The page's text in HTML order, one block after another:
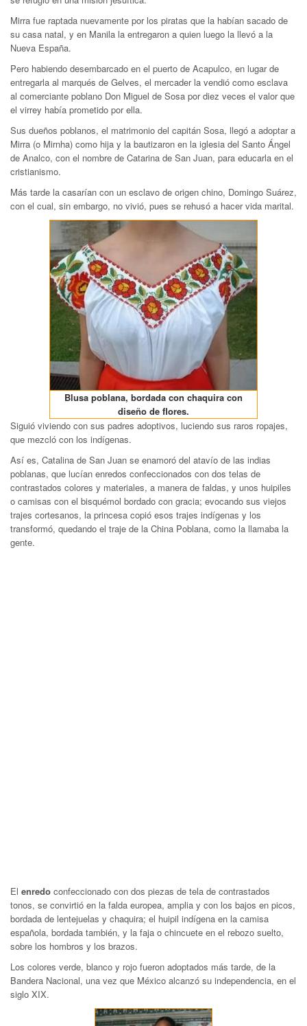
Mirra fue raptada nuevamente por los piratas que la habían sacado de
su casa natal, y en Manila la entregaron a quien luego la llevó a la
Nueva España.
Pero habiendo desembarcado en el puerto de Acapulco, en lugar de
entregarla al marqués de Gelves, el mercader la vendió como esclava
al comerciante poblano Don Miguel de Sosa por diez veces el valor que
el virrey había prometido por ella.
Sus dueños poblanos, el matrimonio del capitán Sosa, llegó a adoptar a
Mirra (o Mirnha) como hija y la bautizaron en la iglesia del Santo Ángel
de Analco, con el nombre de Catarina de San Juan, para educarla en el
cristianismo.
Más tarde la casarían con un esclavo de origen chino, Domingo Suárez,
con el cual, sin embargo, no vivió, pues se rehusó a hacer vida marital.
Blusa poblana, bordada con chaquira con
diseño de flores.
Siguió viviendo con sus padres adoptivos, luciendo sus raros ropajes,
que mezcló con los indígenas.
Así es, Catalina de San Juan se enamoró del atavío de las indias
poblanas, que lucían enredos confeccionados con dos telas de
contrastados colores y materiales, a manera de faldas, y unos huipiles
o camisas con el bisquémol bordado con gracia; evocando sus viejos
trajes cortesanos, la princesa copió esos trajes indígenas y los
transformó, quedando el traje de la China Poblana, como la llamaba la
gente.
El enredo confeccionado con dos piezas de tela de contrastados
tonos, se convirtió en la falda europea, amplia y con los bajos en picos,
bordada de lentejuelas y chaquira; el huipil indígena en la camisa
española, bordada también, y la faja o chincuete en el rebozo suelto,
sobre los hombros y los brazos.
Los colores verde, blanco y rojo fueron adoptados más tarde, de la
Bandera Nacional, una vez que México alcanzó su independencia, en el
siglo XIX.